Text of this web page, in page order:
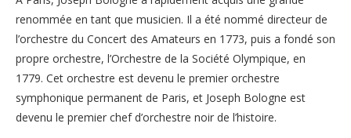
renommée en tant que musicien. Il a été nommé directeur de
l’orchestre du Concert des Amateurs en 1773, puis a fondé son
propre orchestre, l’Orchestre de la Société Olympique, en
1779. Cet orchestre est devenu le premier orchestre
symphonique permanent de Paris, et Joseph Bologne est
devenu le premier chef d’orchestre noir de l’histoire.